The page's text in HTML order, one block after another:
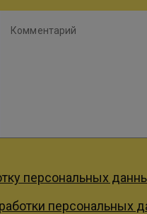
Комментарий
персональных
персональных